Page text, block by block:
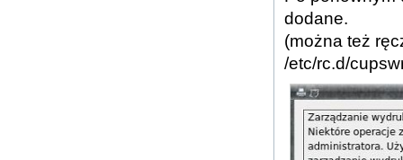
dodane.
(można też
/etc/rc.d/